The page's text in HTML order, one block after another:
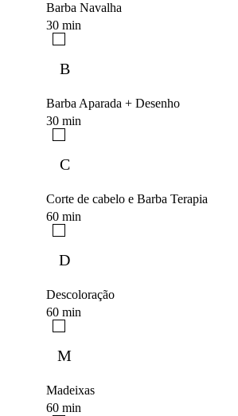
Barba Navalha
30 min
B
Barba Aparada + Desenho
30 min
C
Corte de cabelo e Barba Terapia
60 min
D
Descoloração
60 min
M
Madeixas
60 min